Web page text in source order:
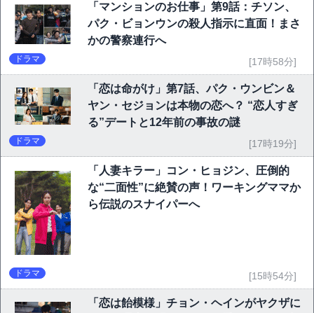
「マンションのお仕事」第9話：チソン、
パク・ビョンウンの殺人指示に直面！まさ
かの警察連行へ
ドラマ [17時58分]
「恋は命がけ」第7話、パク・ウンビン＆
ヤン・セジョンは本物の恋へ？ “恋人すぎ
る”デートと12年前の事故の謎
ドラマ [17時19分]
「人妻キラー」コン・ヒョジン、圧倒的
な“二面性”に絶賛の声！ワーキングママか
ら伝説のスナイパーへ
ドラマ [15時54分]
「恋は飴模様」チョン・ヘインがヤクザに